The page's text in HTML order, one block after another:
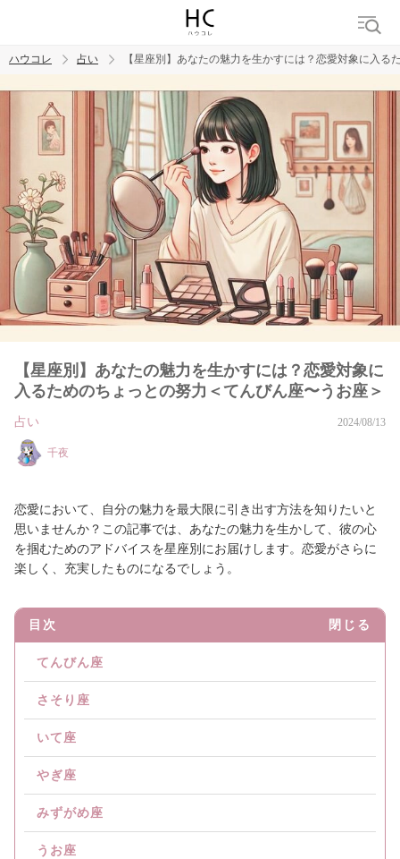
トレンド ワード
ハウコレ 占い 【星座別】あなたの魅力を生かすには？恋愛対象に入
【星座別】あなたの魅力を生かすには？恋愛対象に
入るためのちょっとの努力＜てんびん座〜うお座＞
占い 2024/08/13
千夜
恋愛において、自分の魅力を最大限に引き出す方法を知りたいと
思いませんか？この記事では、あなたの魅力を生かして、彼の心
を掴むためのアドバイスを星座別にお届けします。恋愛がさらに
楽しく、充実したものになるでしょう。
目次 閉じる
てんびん座
さそり座
いて座
やぎ座
みずがめ座
うお座